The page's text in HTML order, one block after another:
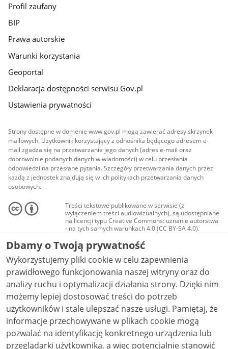
Profil zaufany
BIP
Prawa autorskie
Warunki korzystania
Geoportal
Deklaracja dostępności serwisu Gov.pl
Ustawienia prywatności
Strony dostępne w domenie www.gov.pl mogą zawierać adresy skrzynek
mailowych. Użytkownik korzystający z odnośnika będącego adresem e-
mail zgadza się na przetwarzanie jego danych (adres e-mail oraz
dobrowolnie podanych danych w wiadomości) w celu przesłania
odpowiedzi na przesłane pytania. Szczegóły przetwarzania danych przez
każdą z jednostek znajdują się w ich politykach przetwarzania danych
osobowych.
Treści tekstowe publikowane w serwisie (z
wyłączeniem treści audiowizualnych), są udostępniane
na licencji typu Creative Commons: uznanie autorstwa
- na tych samych warunkach 4.0 (CC BY-SA 4.0).
Materiały audiowizualne, w tym zdjęcia, materiały
audio i wideo, są udostępniane na licencji typu
Creative Commons: uznanie autorstwa użycie
niekomercyjne - bez utworów zależnych 4.0 (CC BY-
NC-ND 4.0), o ile nie jest to stwierdzone inaczej.
Dbamy o Twoją prywatność
Wykorzystujemy pliki cookie w celu zapewnienia
prawidłowego funkcjonowania naszej witryny oraz do
analizy ruchu i optymalizacji działania strony. Dzięki nim
możemy lepiej dostosować treści do potrzeb
użytkowników i stale ulepszać nasze usługi. Pamiętaj, że
informacje przechowywane w plikach cookie mogą
pozwalać na identyfikację konkretnego urządzenia lub
przeglądarki użytkownika, a więc potencjalnie stanowić